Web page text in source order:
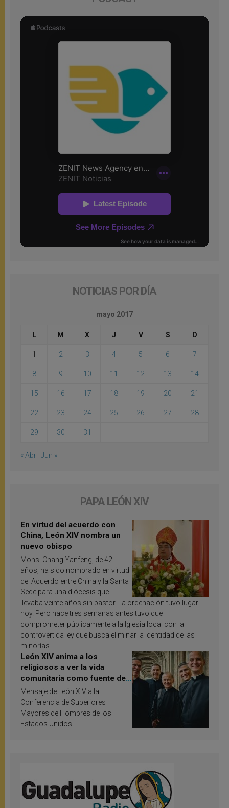
NOTICIAS POR DÍA
mayo 2017
L M X J V S D
1 2 3 4 5 6 7
8 9 10 11 12 13 14
15 16 17 18 19 20 21
22 23 24 25 26 27 28
29 30 31
« Abr Jun »
PAPA LEÓN XIV
En virtud del acuerdo con
China, León XIV nombra un
nuevo obispo
Mons. Chang Yanfeng, de 42
años, ha sido nombrado en virtud
del Acuerdo entre China y la Santa
Sede para una diócesis que
llevaba veinte años sin pastor. La ordenación tuvo lugar
hoy. Pero hace tres semanas antes tuvo que
comprometer públicamente a la Iglesia local con la
controvertida ley que busca eliminar la identidad de las
minorías.
León XIV anima a los
religiosos a ver la vida
comunitaria como fuente de
inspiración y santificación
Mensaje de León XIV a la
Conferencia de Superiores
Mayores de Hombres de los
Estados Unidos